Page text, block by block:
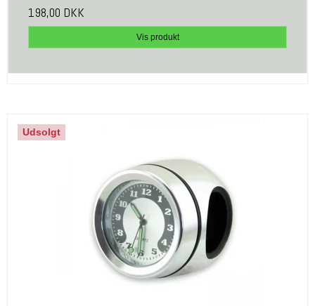
198,00 DKK
Vis produkt
Udsolgt